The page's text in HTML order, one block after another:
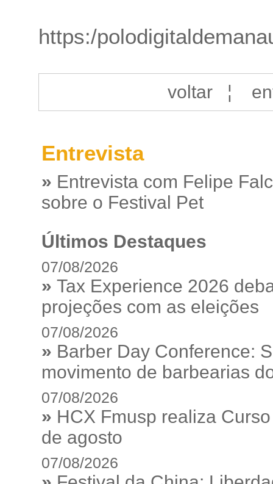
https:/
voltar¦
Entrevista
» Entrevista com Felipe
sobre o Festival Pet
Últimos Destaques
07/08/2026
» Tax Experience 2026
projeções com as eleições
07/08/2026
» Barber Day Conference:
movimento de barbearias
07/08/2026
» HCX Fmusp realiza
de agosto
07/08/2026